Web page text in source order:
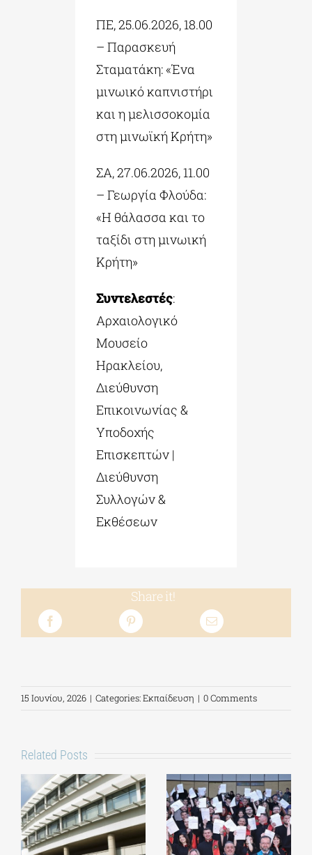
ΠΕ, 25.06.2026, 18.00
– Παρασκευή
Σταματάκη: «Ένα
μινωικό καπνιστήρι
και η μελισσοκομία
στη μινωϊκή Κρήτη»
ΣΑ, 27.06.2026, 11.00
– Γεωργία Φλούδα:
«Η θάλασσα και το
ταξίδι στη μινωική
Κρήτη»
Συντελεστές:
Αρχαιολογικό
Μουσείο
Ηρακλείου,
Διεύθυνση
Επικοινωνίας &
Υποδοχής
Επισκεπτών |
Διεύθυνση
Συλλογών &
Εκθέσεων
Share it!
15 Ιουνίου, 2026 | Categories:Εκπαίδευση | 0 Comments
Related Posts